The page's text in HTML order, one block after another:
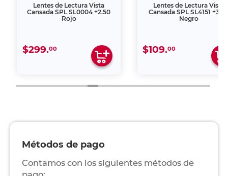
Lentes de Lectura Vista
Cansada SPL SL0004 +2.50
Rojo
$299.00
Lentes de Lectura Vista
Cansada SPL SL4151
Negro
$109.00
Métodos de pago
Contamos con los siguientes métodos de